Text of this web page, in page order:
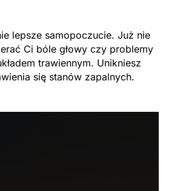
lepsze samopoczucie. Już nie
Ci bóle głowy czy problemy
trawiennym. Unikniesz
się stanów zapalnych.